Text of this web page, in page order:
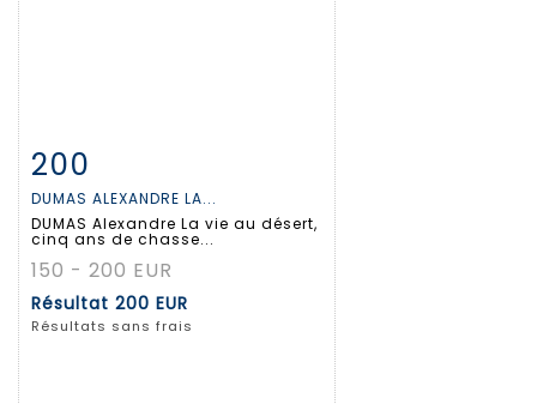
Fiche détaillée
200
DUMAS ALEXANDRE LA...
DUMAS Alexandre La vie au désert,
cinq ans de chasse...
150 - 200 EUR
Résultat 200 EUR
Résultats sans frais